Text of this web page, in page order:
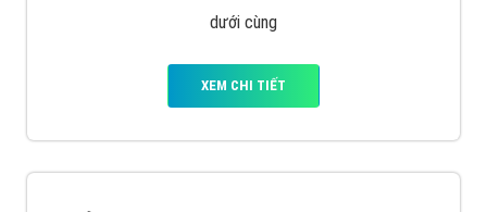
dưới cùng
XEM CHI TIẾT